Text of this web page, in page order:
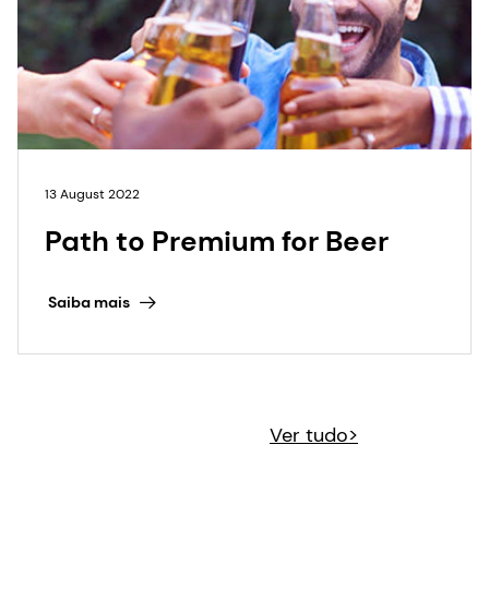
13 August 2022
Path to Premium for Beer
Saiba mais
Ver tudo>